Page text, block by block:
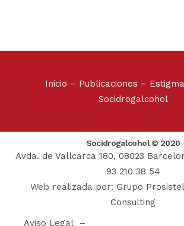
Inicio – Publicaciones – Estigma
Socidrogalcohol
Socidrogalcohol © 2020
Avda. de Vallcarca 180, 08023
93 210 38 54
Web realizada por: Grupo
Consulting
Aviso Legal–